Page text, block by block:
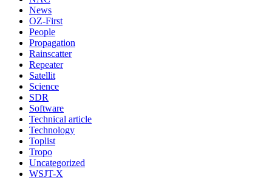
News
OZ-First
People
Propagation
Rainscatter
Repeater
Satellit
Science
SDR
Software
Technical article
Technology
Toplist
Tropo
Uncategorized
WSJT-X